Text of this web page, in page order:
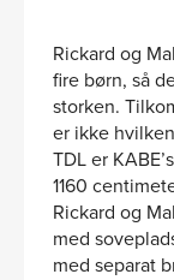
Rickard og
fire børn, så
storken.
er ikke
TDL er
1160
Rickard og
med
med separat